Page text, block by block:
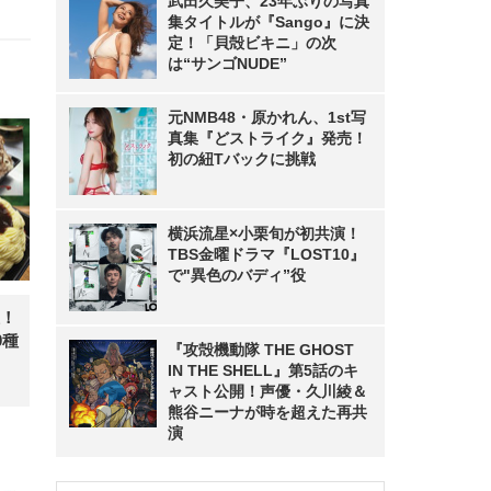
集タイトルが『Sango』に決
定！「貝殻ビキニ」の次
は“サンゴNUDE”
元NMB48・原かれん、1st写
真集『どストライク』発売！
初の紐Tバックに挑戦
横浜流星×小栗旬が初共演！
TBS金曜ドラマ『LOST10』
で"異色のバディ”役
『攻殻機動隊 THE GHOST
IN THE SHELL』第5話のキ
ャスト公開！声優・久川綾＆
熊谷ニーナが時を超えた再共
演